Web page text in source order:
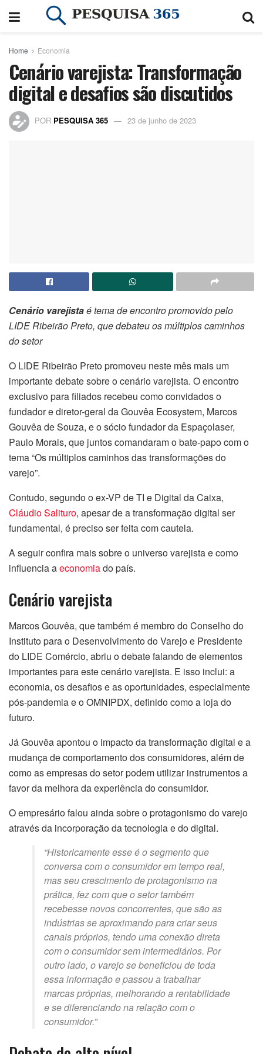
Home Economia
Cenário varejista: Transformação
digital e desafios são discutidos
POR PESQUISA 365 23 de junho de 2023
Cenário varejistaé tema de encontro promovido pelo
LIDE Ribeirão Preto, que debateu os múltiplos caminhos
do setor
O LIDE Ribeirão Preto promoveu neste mês mais um
importante debate sobre o cenário varejista. O encontro
exclusivo para filiados recebeu como convidados o
fundador e diretor-geral da Gouvêa Ecosystem, Marcos
Gouvêa de Souza, e o sócio fundador da Espaçolaser,
Paulo Morais, que juntos comandaram o bate-papo com o
tema “Os múltiplos caminhos das transformações do
varejo”.
Contudo, segundo o ex-VP de TI e Digital da Caixa,
Cláudio Salituro, apesar de a transformação digital ser
fundamental, é preciso ser feita com cautela.
A seguir confira mais sobre o universo varejista e como
influencia aeconomiado país.
Cenário varejista
Marcos Gouvêa, que também é membro do Conselho do
Instituto para o Desenvolvimento do Varejo e Presidente
do LIDE Comércio, abriu o debate falando de elementos
importantes para este cenário varejista. E isso inclui: a
economia, os desafios e as oportunidades, especialmente
pós-pandemia e o OMNIPDX, definido como a loja do
futuro.
Já Gouvêa apontou o impacto da transformação digital e a
mudança de comportamento dos consumidores, além de
como as empresas do setor podem utilizar instrumentos a
favor da melhora da experiência do consumidor.
O empresário falou ainda sobre o protagonismo do varejo
através da incorporação da tecnologia e do digital.
“Historicamente esse é o segmento que
conversa com o consumidor em tempo real,
mas seu crescimento de protagonismo na
prática, fez com que o setor também
recebesse novos concorrentes, que são as
indústrias se aproximando para criar seus
canais próprios, tendo uma conexão direta
com o consumidor sem intermediários. Por
outro lado, o varejo se beneficiou de toda
essa informação e passou a trabalhar
marcas próprias, melhorando a rentabilidade
e se diferenciando na relação com o
consumidor.”